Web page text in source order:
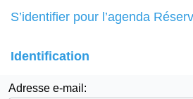
S’identifier pour l’agenda
Identification
Adresse e-mail: